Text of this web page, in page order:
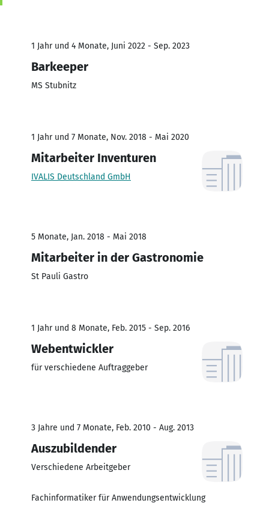
1 Jahr und 4 Monate, Juni 2022 - Sep. 2023
Barkeeper
MS Stubnitz
1 Jahr und 7 Monate, Nov. 2018 - Mai 2020
Mitarbeiter Inventuren
IVALIS Deutschland GmbH
5 Monate, Jan. 2018 - Mai 2018
Mitarbeiter in der Gastronomie
St Pauli Gastro
1 Jahr und 8 Monate, Feb. 2015 - Sep. 2016
Webentwickler
für verschiedene Auftraggeber
3 Jahre und 7 Monate, Feb. 2010 - Aug. 2013
Auszubildender
Verschiedene Arbeitgeber
Fachinformatiker für Anwendungsentwicklung